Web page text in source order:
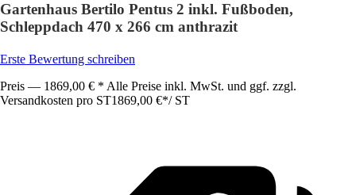
Gartenhaus Bertilo Pentus 2 inkl. Fußboden,
Schleppdach 470 x 266 cm anthrazit
Erste Bewertung schreiben
Preis — 1869,00 € * Alle Preise inkl. MwSt. und ggf. zzgl.
Versandkosten pro ST1869,00 €*/ ST